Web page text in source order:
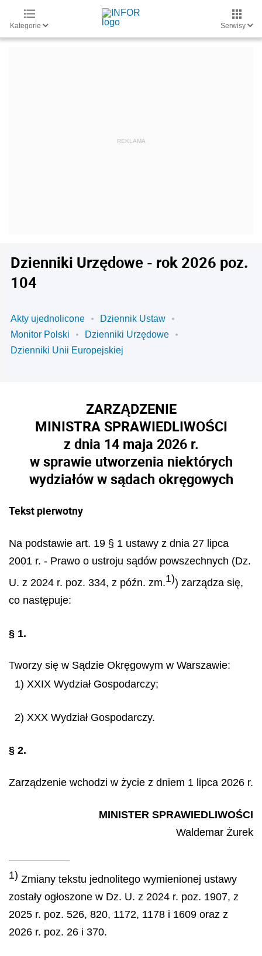
Kategorie Serwisy
Dzienniki Urzędowe - rok 2026 poz.
104
Akty ujednolicone
Dziennik Ustaw
Monitor Polski
Dzienniki Urzędowe
Dzienniki Unii Europejskiej
ZARZĄDZENIE
MINISTRA SPRAWIEDLIWOŚCI
z dnia 14 maja 2026 r.
w sprawie utworzenia niektórych
wydziałów w sądach okręgowych
Tekst pierwotny
Na podstawie art. 19 § 1 ustawy z dnia 27 lipca
2001 r. - Prawo o ustroju sądów powszechnych (Dz.
U. z 2024 r. poz. 334, z późn. zm.1)) zarządza się,
co następuje:
§ 1.
Tworzy się w Sądzie Okręgowym w Warszawie:
1) XXIX Wydział Gospodarczy;
2) XXX Wydział Gospodarczy.
§ 2.
Zarządzenie wchodzi w życie z dniem 1 lipca 2026 r.
MINISTER SPRAWIEDLIWOŚCI
Waldemar Żurek
1) Zmiany tekstu jednolitego wymienionej ustawy
zostały ogłoszone w Dz. U. z 2024 r. poz. 1907, z
2025 r. poz. 526, 820, 1172, 1178 i 1609 oraz z
2026 r. poz. 26 i 370.